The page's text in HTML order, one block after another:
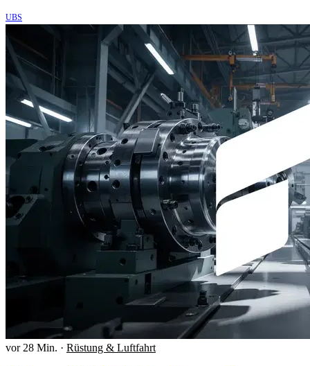
UBS
vor 28 Min. · Rüstung & Luftfahrt